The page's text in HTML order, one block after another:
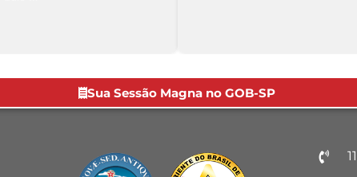
Sua Sessão Magna no GOB-SP